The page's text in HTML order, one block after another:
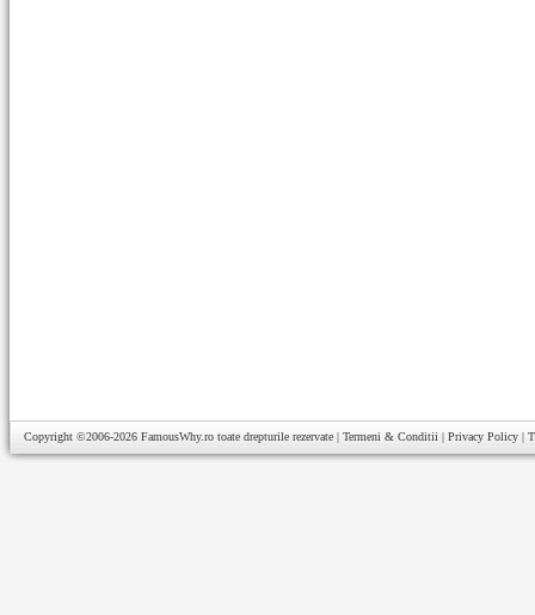
Copyright ©2006-2026 FamousWhy.ro toate drepturile rezervate | Termeni & Conditii | Privacy Policy |